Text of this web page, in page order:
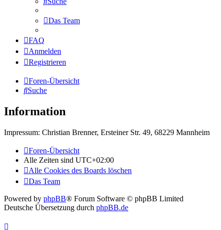
Das Team
FAQ
Anmelden
Registrieren
Foren-Übersicht
Suche
Information
Impressum: Christian Brenner, Ersteiner Str. 49, 68229 Mannheim
Foren-Übersicht
Alle Zeiten sind UTC+02:00
Alle Cookies des Boards löschen
Das Team
Powered by phpBB® Forum Software © phpBB Limited
Deutsche Übersetzung durch phpBB.de